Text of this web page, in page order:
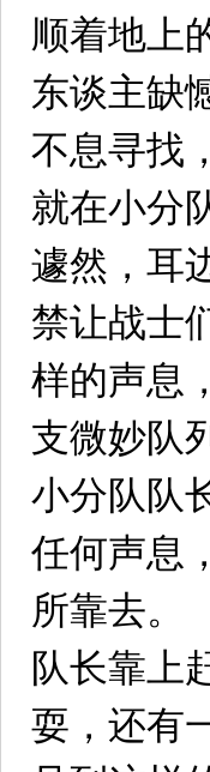
顺着地上
东谈主缺
不息寻找
就在小分
遽然，耳
禁让战士
样的声息
支微妙队
小分队队
任何声息
所靠去。
队长靠上
耍，还有